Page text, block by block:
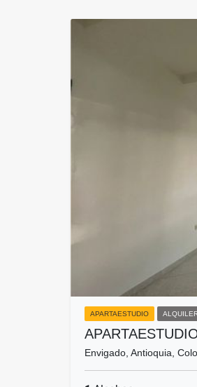
APARTAESTUDIO
Envigado, Antioquia,